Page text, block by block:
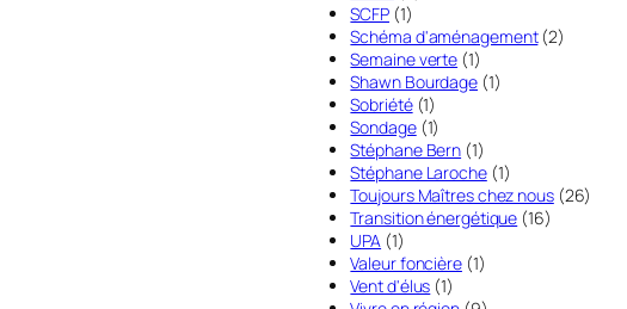
SCFP (1)
Schéma d'aménagement(2)
Semaine verte (1)
Shawn Bourdage (1)
Sobriété(1)
Sondage(1)
Stéphane Bern (1)
Stéphane Laroche(1)
Toujours Maîtres chez nous(26)
Transition énergétique (16)
UPA (1)
Valeur foncière(1)
Vent d'élus (1)